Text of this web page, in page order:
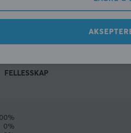
FELLESSKAP
0%